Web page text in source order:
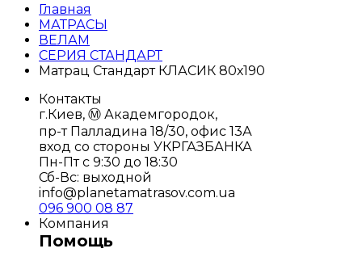
Главная
МАТРАСЫ
ВЕЛАМ
СЕРИЯ СТАНДАРТ
Матрац Стандарт КЛАСИК 80х190
Контакты
г.Киев, Ⓜ️ Академгородок,
пр-т Палладина 18/30, офис 13А
вход со стороны УКРГАЗБАНКА
Пн-Пт с 9:30 до 18:30
Сб-Вс: выходной
info@planetamatrasov.com.ua
096 900 08 87
Компания
Помощь